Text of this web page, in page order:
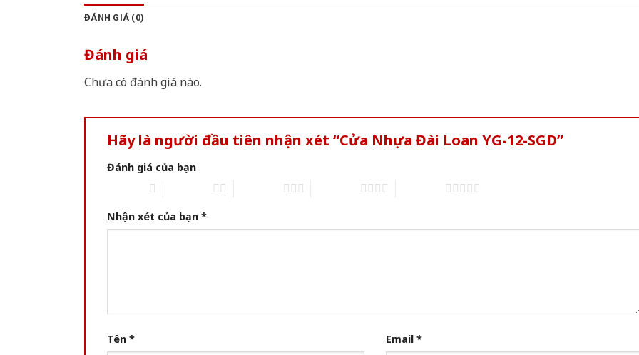
ĐÁNH GIÁ (0)
Đánh giá
Chưa có đánh giá nào.
Hãy là người đầu tiên nhận xét “Cửa Nhựa Đài Loan YG-12-SGD”
Đánh giá của bạn
Nhận xét của bạn *
Tên * Email *